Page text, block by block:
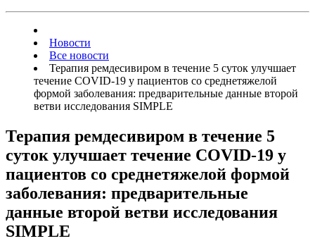
Новости
Все новости
Терапия ремдесивиром в течение 5 суток улучшает
течение СOVID-19 у пациентов со среднетяжелой
формой заболевания: предварительные данные второй
ветви исследования SIMPLE
Терапия ремдесивиром в течение 5
суток улучшает течение СOVID-19 у
пациентов со среднетяжелой формой
заболевания: предварительные
данные второй ветви исследования
SIMPLE